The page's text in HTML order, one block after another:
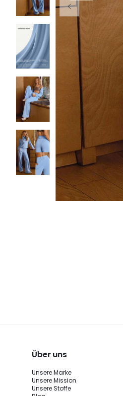
Über uns
Unsere Marke
Unsere Mission
Unsere Stoffe